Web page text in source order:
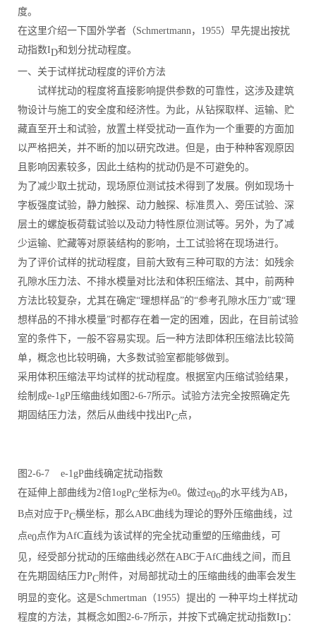
度。
在这里介绍一下国外学者（Schmertmann，1955）早先提出按扰
动指数ID和划分扰动程度。
一、关于试样扰动程度的评价方法
试样扰动的程度将直接影响提供参数的可靠性，这涉及建筑
物设计与施工的安全度和经济性。为此，从钻探取样、运输、贮
藏直至开土和试验，放置土样受扰动一直作为一个重要的方面加
以严格把关，并不断的加以研究改进。但是，由于种种客观原因
且影响因素较多，因此土结构的扰动仍是不可避免的。
为了减少取土扰动，现场原位测试技术得到了发展。例如现场十
字板强度试验，静力触探、动力触探、标准贯入、旁压试验、深
层土的螺旋板荷载试验以及动力特性原位测试等。另外，为了减
少运输、贮藏等对原装结构的影响，土工试验将在现场进行。
为了评价试样的扰动程度，目前大致有三种可取的方法：如残余
孔隙水压力法、不排水模量对比法和体积压缩法、其中，前两种
方法比较复杂，尤其在确定“理想样品”的“参考孔隙水压力”或“理
想样品的不排水模量”时都存在着一定的困难，因此，在目前试验
室的条件下，一般不容易实现。后一种方法即体积压缩法比较简
单，概念也比较明确，大多数试验室都能够做到。
采用体积压缩法平均试样的扰动程度。根据室内压缩试验结果，
绘制成e-1gP压缩曲线如图2-6-7所示。试验方法完全按照确定先
期固结压力法，然后从曲线中找出PC点，
图2-6-7 e-1gP曲线确定扰动指数
在延伸上部曲线为2倍1ogPC坐标为e0。做过e0o的水平线为AB，
B点对应于PC横坐标，那么ABC曲线为理论的野外压缩曲线，过
点e0点作为AfC直线为该试样的完全扰动重塑的压缩曲线，可
见，经受部分扰动的压缩曲线必然在ABC于AfC曲线之间，而且
在先期固结压力PC附件，对局部扰动土的压缩曲线的曲率会发生
明显的变化。这是Schmertman（1955）提出的 一种平均土样扰动
程度的方法，其概念如图2-6-7所示，并按下式确定扰动指数ID：